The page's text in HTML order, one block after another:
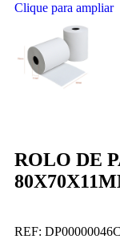
Clique para ampliar
ROLO DE
REF: